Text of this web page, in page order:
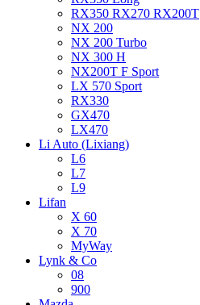
RX350 RX270 RX200T
NX 200
NX 200 Turbo
NX 300 H
NX200T F Sport
LX 570 Sport
RX330
GX470
LX470
Li Auto (Lixiang)
L6
L7
L9
Lifan
X 60
X 70
MyWay
Lynk & Co
08
900